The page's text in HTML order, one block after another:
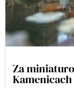
Za
Kamenicach